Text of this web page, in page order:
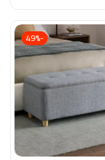
-49%